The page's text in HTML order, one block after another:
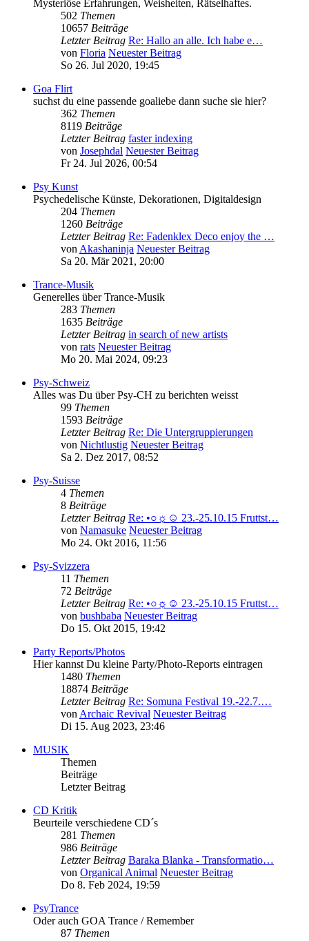
Mysteriöse Erfahrungen, Weisheiten, Rätselhaftes.
502 Themen
10657 Beiträge
Letzter Beitrag Re: Hallo an alle. Ich habe e…
von Floria Neuester Beitrag
So 26. Jul 2020, 19:45
Goa Flirt
suchst du eine passende goaliebe dann suche sie hier?
362 Themen
8119 Beiträge
Letzter Beitrag faster indexing
von Josephdal Neuester Beitrag
Fr 24. Jul 2026, 00:54
Psy Kunst
Psychedelische Künste, Dekorationen, Digitaldesign
204 Themen
1260 Beiträge
Letzter Beitrag Re: Fadenklex Deco enjoy the …
vonAkashaninja Neuester Beitrag
Sa 20. Mär 2021, 20:00
Trance-Musik
Generelles über Trance-Musik
283 Themen
1635 Beiträge
Letzter Beitrag in search of new artists
von rats Neuester Beitrag
Mo 20. Mai 2024, 09:23
Psy-Schweiz
Alles was Du über Psy-CH zu berichten weisst
99 Themen
1593 Beiträge
Letzter Beitrag Re: Die Untergruppierungen
von Nichtlustig Neuester Beitrag
Sa 2. Dez 2017, 08:52
Psy-Suisse
4 Themen
8 Beiträge
Letzter Beitrag Re: •○☼☺ 23.-25.10.15 Fruttst…
von Namasuke Neuester Beitrag
Mo 24. Okt 2016, 11:56
Psy-Svizzera
11 Themen
72 Beiträge
Letzter Beitrag Re: •○☼☺ 23.-25.10.15 Fruttst…
von bushbaba Neuester Beitrag
Do 15. Okt 2015, 19:42
Party Reports/Photos
Hier kannst Du kleine Party/Photo-Reports eintragen
1480 Themen
18874 Beiträge
Letzter Beitrag Re: Somuna Festival 19.-22.7.…
vonArchaic Revival Neuester Beitrag
Di 15. Aug 2023, 23:46
MUSIK
Themen
Beiträge
Letzter Beitrag
CD Kritik
Beurteile verschiedene CD´s
281 Themen
986 Beiträge
Letzter Beitrag Baraka Blanka - Transformatio…
von Organical Animal Neuester Beitrag
Do 8. Feb 2024, 19:59
PsyTrance
Oder auch GOA Trance / Remember
87 Themen